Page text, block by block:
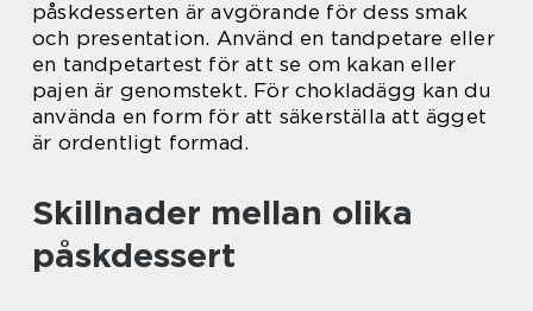
påskdesserten är avgörande för dess smak
och presentation. Använd en tandpetare eller
en tandpetartest för att se om kakan eller
pajen är genomstekt. För chokladägg kan du
använda en form för att säkerställa att ägget
är ordentligt formad.
Skillnader mellan olika
påskdessert